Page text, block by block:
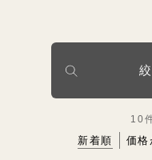
10
新着順 価格